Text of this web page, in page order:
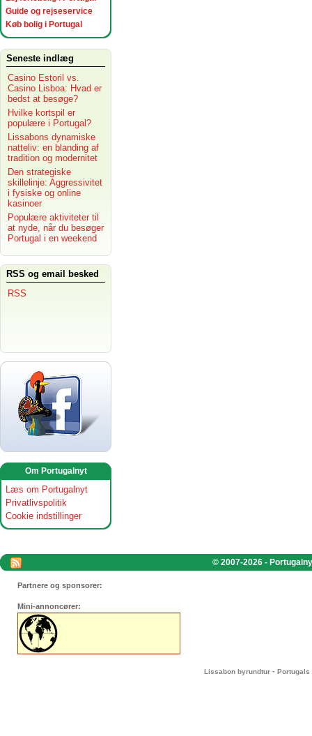
Guide og rejseservice
Køb bolig i Portugal
Seneste indlæg
Casino Estoril vs.
Casino Lisboa: Hvad er
bedst at besøge?
Hvilke kortspil er
populære i Portugal?
Lissabons dynamiske
natteliv: en blanding af
tradition og modernitet
Den strategiske
skillelinje: Aggressivitet
i fysiske og online
kasinoer
Populære aktiviteter til
at nyde, når du besøger
Portugal i en weekend
RSS og email besked
RSS
Om Portugalnyt
Læs om Portugalnyt
Privatlivspolitik
Cookie indstillinger
© 2007-2026 -
Partnere og sponsorer:
Mini-annoncører:
Lissabon byrundtur - Portugals